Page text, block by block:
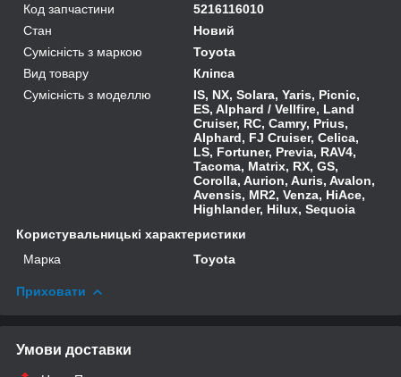
Код запчастини
5216116010
Стан
Новий
Сумісність з маркою
Toyota
Вид товару
Кліпса
Сумісність з моделлю
IS, NX, Solara, Yaris, Picnic,
ES, Alphard / Vellfire, Land
Cruiser, RC, Camry, Prius,
Alphard, FJ Cruiser, Celica,
LS, Fortuner, Previa, RAV4,
Tacoma, Matrix, RX, GS,
Corolla, Aurion, Auris, Avalon,
Avensis, MR2, Venza, HiAce,
Highlander, Hilux, Sequoia
Користувальницькі характеристики
Марка
Toyota
Приховати
Умови доставки